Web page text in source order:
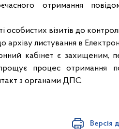
отримання
особистих візитів до
архіву листування в
кабінет є захищеним,
процес отримання
з органами ДПС.
Версія